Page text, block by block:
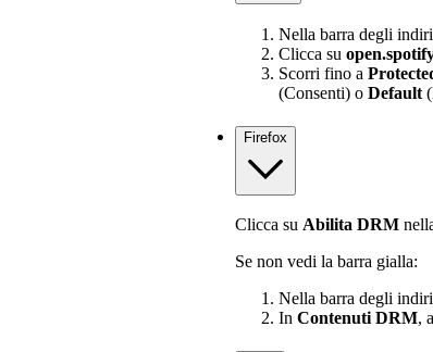
Nella barra degli
Clicca su
Scorri fino a
(Consenti) o Default
Firefox
Clicca su Abilita DRM
Se non vedi la barra gialla:
Nella barra degli
In Contenuti DRM,